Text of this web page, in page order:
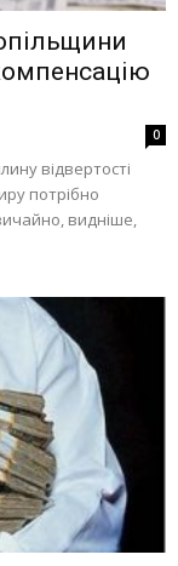
0
відвертості
потрібно
видніше,